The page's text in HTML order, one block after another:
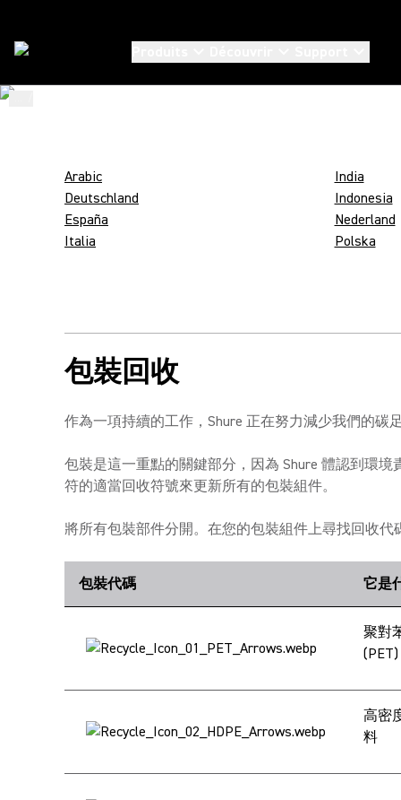
SHURE ET
Arabic
Deutschland
España
Italia
India
Indonesia
Nederland
Polska
包裝回收
作為一項持續的工作，Shure 正在努力減少我們的碳
包裝是這一重點的關鍵部分，因為 Shure 體認到環
符的適當回收符號來更新所有的包裝組件。
將所有包裝部件分開。在您的包裝組件上尋找回收
包裝代碼 它是
聚對
高密
料